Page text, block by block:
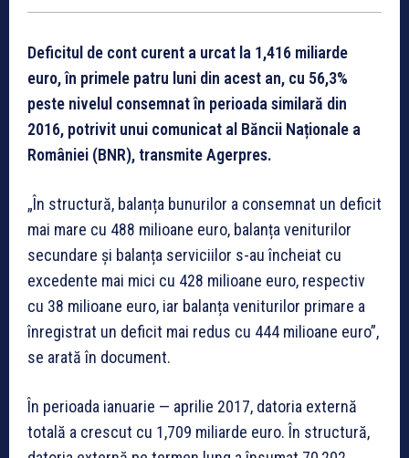
Deficitul de cont curent a urcat la 1,416 miliarde
euro, în primele patru luni din acest an, cu 56,3%
peste nivelul consemnat în perioada similară din
2016, potrivit unui comunicat al Băncii Naționale a
României (BNR), transmite Agerpres.
„În structură, balanța bunurilor a consemnat un deficit
mai mare cu 488 milioane euro, balanța veniturilor
secundare și balanța serviciilor s-au încheiat cu
excedente mai mici cu 428 milioane euro, respectiv
cu 38 milioane euro, iar balanța veniturilor primare a
înregistrat un deficit mai redus cu 444 milioane euro”,
se arată în document.
În perioada ianuarie — aprilie 2017, datoria externă
totală a crescut cu 1,709 miliarde euro. În structură,